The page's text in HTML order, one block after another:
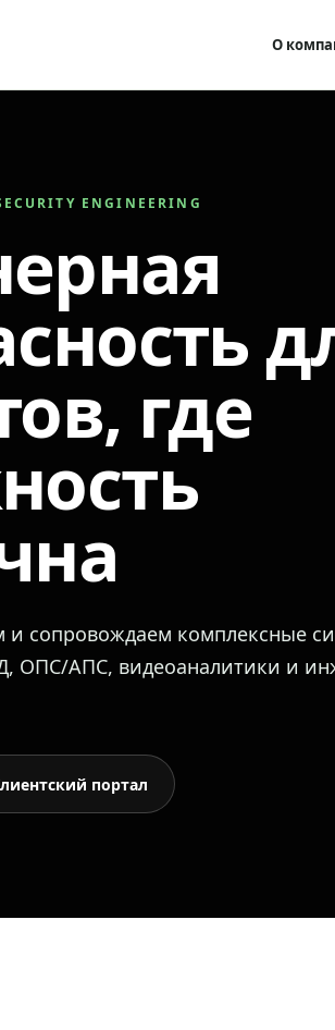
О
ENGINEERING
где
и сопровождаем комплексные
ОПС/АПС, видеоаналитики и
портал